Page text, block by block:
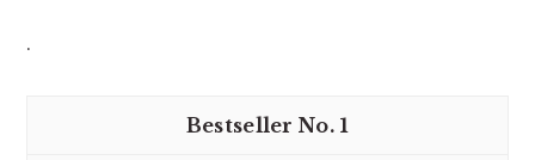
.
1